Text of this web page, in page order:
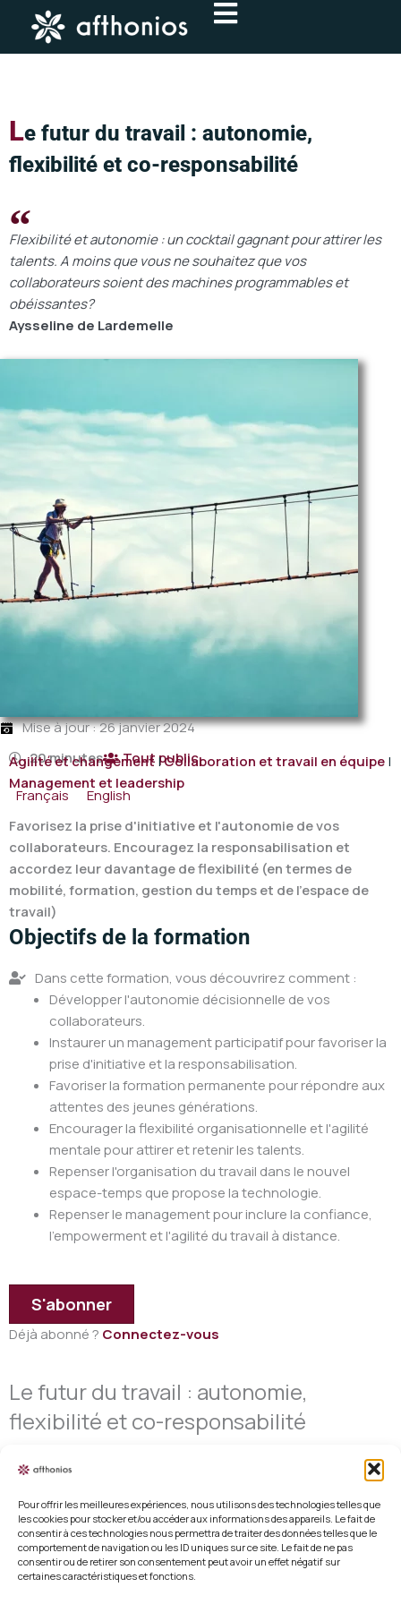
Pour offrir les meilleures expériences, nous utilisons des technologies telles que
les cookies pour stocker et/ou accéder aux informations des appareils. Le fait de
consentir à ces technologies nous permettra de traiter des données telles que le
comportement de navigation ou les ID uniques sur ce site. Le fait de ne pas
consentir ou de retirer son consentement peut avoir un effet négatif sur
certaines caractéristiques et fonctions.
contenu
Le futur du travail : autonomie,
flexibilité et co-responsabilité
Flexibilité et autonomie : un cocktail gagnant pour attirer les
talents. A moins que vous ne souhaitez que vos
collaborateurs soient des machines programmables et
obéissantes?
Aysseline de Lardemelle
Mise à jour : 26 janvier 2024
20 minutes
Tout public
Agilité et changement|Collaboration et travail en équipe|
Management et leadership
Français
English
Favorisez la prise d'initiative et l'autonomie de vos
collaborateurs. Encouragez la responsabilisation et
accordez leur davantage de flexibilité (en termes de
mobilité, formation, gestion du temps et de l'espace de
travail)
Objectifs de la formation
Dans cette formation, vous découvrirez comment :
Développer l'autonomie décisionnelle de vos
collaborateurs.
Instaurer un management participatif pour favoriser la
prise d'initiative et la responsabilisation.
Favoriser la formation permanente pour répondre aux
attentes des jeunes générations.
Encourager la flexibilité organisationnelle et l'agilité
mentale pour attirer et retenir les talents.
Repenser l'organisation du travail dans le nouvel
espace-temps que propose la technologie.
Repenser le management pour inclure la confiance,
l'empowerment et l'agilité du travail à distance.
S'abonner
Déjà abonné ? Connectez-vous
Le futur du travail : autonomie,
flexibilité et co-responsabilité
Mentions légales
Conditions générales de vente